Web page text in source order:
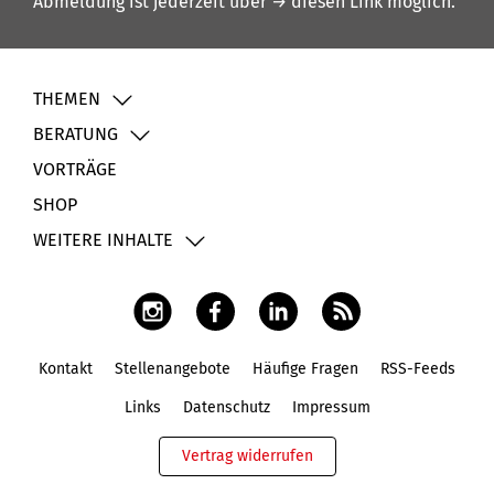
THEMEN
BERATUNG
VORTRÄGE
SHOP
WEITERE INHALTE
Kontakt Stellenangebote Häufige Fragen RSS-Feeds
Links Datenschutz Impressum
Vertrag widerrufen